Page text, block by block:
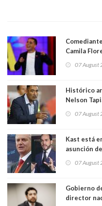
Camila
forma de
07 August
Histórico
Nelson
07 August
Kast está
asunción
07 August
Gobierno
director